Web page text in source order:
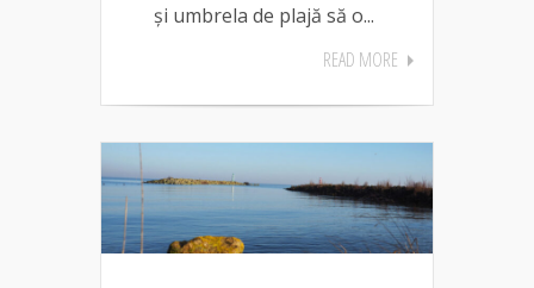
și umbrela de plajă să o...
READ MORE